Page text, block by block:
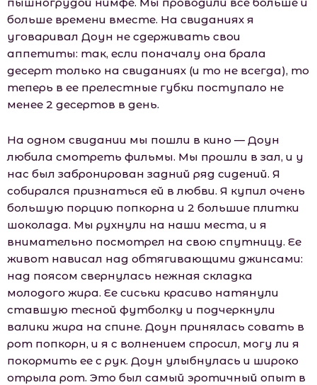
больше времени вместе. На свиданиях я
уговаривал Доун не сдерживать свои
аппетиты: так, если поначалу она брала
десерт только на свиданиях (и то не всегда), то
теперь в ее прелестные губки поступало не
менее 2 десертов в день.
На одном свидании мы пошли в кино — Доун
любила смотреть фильмы. Мы прошли в зал, и у
нас был забронирован задний ряд сидений. Я
собирался признаться ей в любви. Я купил очень
большую порцию попкорна и 2 большие плитки
шоколада. Мы рухнули на наши места, и я
внимательно посмотрел на свою спутницу. Ее
живот нависал над обтягивающими джинсами:
над поясом свернулась нежная складка
молодого жира. Ее сиськи красиво натянули
ставшую тесной футболку и подчеркнули
валики жира на спине. Доун принялась совать в
рот попкорн, и я с волнением спросил, могу ли я
покормить ее с рук. Доун улыбнулась и широко
отрыла рот. Это был самый эротичный опыт в